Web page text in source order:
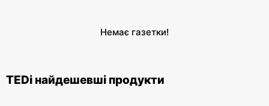
Немає газетки!
TEDi найдешевші продукти